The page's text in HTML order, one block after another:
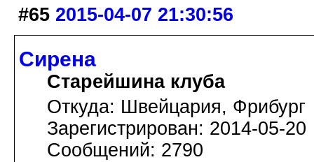
#65 2015-04-07 21:30:56
Сирена
Старейшина клуба
Откуда: Швейцария, Фрибург
Зарегистрирован: 2014-05-20
Сообщений: 2790